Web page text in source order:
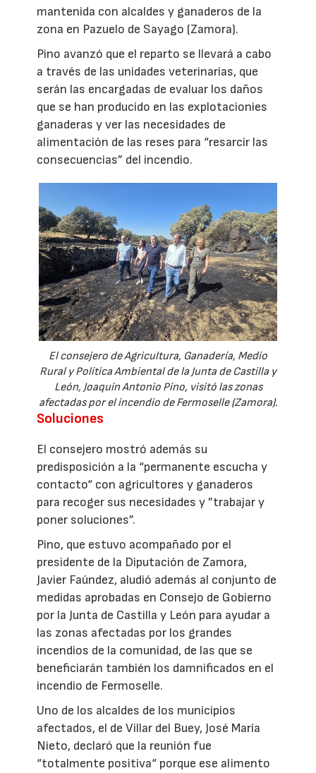
mantenida con alcaldes y ganaderos de la
zona en Pazuelo de Sayago (Zamora).
Pino avanzó que el reparto se llevará a cabo
a través de las unidades veterinarias, que
serán las encargadas de evaluar los daños
que se han producido en las explotacionies
ganaderas y ver las necesidades de
alimentación de las reses para “resarcir las
consecuencias” del incendio.
El consejero de Agricultura, Ganadería, Medio
Rural y Política Ambiental de la Junta de Castilla y
León, Joaquín Antonio Pino, visitó las zonas
afectadas por el incendio de Fermoselle (Zamora).
Soluciones
El consejero mostró además su
predisposición a la “permanente escucha y
contacto“ con agricultores y ganaderos
para recoger sus necesidades y ”trabajar y
poner soluciones”.
Pino, que estuvo acompañado por el
presidente de la Diputación de Zamora,
Javier Faúndez, aludió además al conjunto de
medidas aprobadas en Consejo de Gobierno
por la Junta de Castilla y León para ayudar a
las zonas afectadas por los grandes
incendios de la comunidad, de las que se
beneficiarán también los damnificados en el
incendio de Fermoselle.
Uno de los alcaldes de los municipios
afectados, el de Villar del Buey, José María
Nieto, declaró que la reunión fue
“totalmente positiva“ porque ese alimento